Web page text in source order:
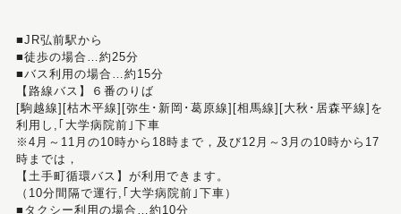
■JR弘前駅から
■徒歩の場合…約25分
■バス利用の場合…約15分
【路線バス】６番のりば
[駒越線][枯木平線][弥生･新岡･葛原線][相馬線][大秋･居森平線]を
利用し,｢大学病院前｣下車
※4月～11月の10時から18時まで，及び12月～3月の10時から17
時までは，
【土手町循環バス】が利用できます。
（10分間隔で運行,｢大学病院前｣下車）
■タクシー利用の場合…約10分